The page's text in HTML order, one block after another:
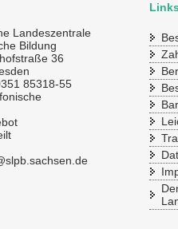
Landeszentrale
Bildung
36
85318-55
Links